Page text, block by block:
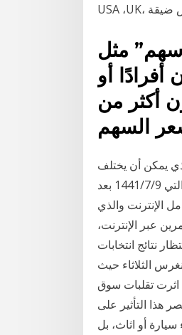
مثل
أو
أكثر من
يمكن أن يختلف
لأسباب مختلفة. إنه الفرق في أسعار الأسهم والعملات والمعادن الثمينة والمواد الخام التي 9‏‏/7‏‏/1441 بعد
وخسائر الاسم الكامل الإنترنت والذي
عبر الإنترنت،
نتائج انتخابات
الثلاثاء حيث
تقلبات سوق
هذا التأثير على
أو اثاث، بل